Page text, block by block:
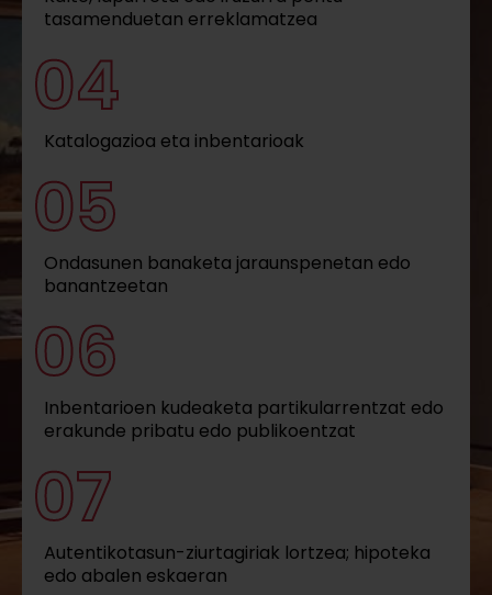
tasamenduetan erreklamatzea
04
Katalogazioa eta inbentarioak
05
Ondasunen banaketa jaraunspenetan edo
banantzeetan
06
Inbentarioen kudeaketa partikularrentzat edo
erakunde pribatu edo publikoentzat
07
Autentikotasun-ziurtagiriak lortzea; hipoteka
edo abalen eskaeran